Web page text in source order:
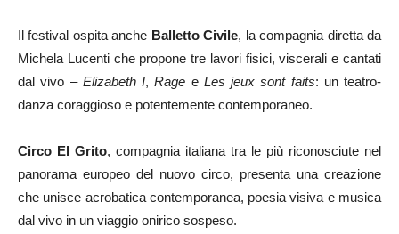
Il festival ospita anche Balletto Civile, la compagnia diretta da
Michela Lucenti che propone tre lavori fisici, viscerali e cantati
dal vivo – Elizabeth I,Rage e Les jeux sont faits: un teatro-
danza coraggioso e potentemente contemporaneo.
Circo El Grito, compagnia italiana tra le più riconosciute nel
panorama europeo del nuovo circo, presenta una creazione
che unisce acrobatica contemporanea, poesia visiva e musica
dal vivo in un viaggio onirico sospeso.